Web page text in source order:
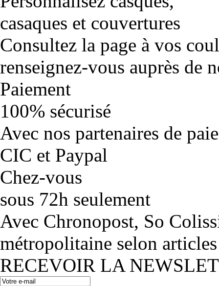
casaques et couvertures
Consultez la page à vos
renseignez-vous auprès de
Paiement
100% sécurisé
Avec nos partenaires de
CIC et Paypal
Chez-vous
sous 72h seulement
Avec Chronopost, So
métropolitaine selon
RECEVOIR LA